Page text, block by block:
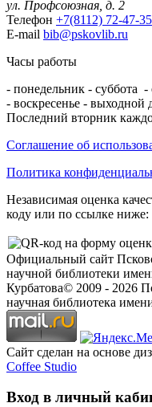
ул. Профсоюзная, д. 2
Телефон +7(8112) 72-47-35
E-mail bib@pskovlib.ru
Часы работы
- понедельник - суббота -
- воскресенье - выходной
Последний вторник
Соглашение об
Политика
Независимая оценка
коду или по ссылке ниже:
Официальный сайт
научной библиотеки
Курбатова© 2009 - 2026
научная библиотека
Сайт сделан на основе
Coffee Studio
Вход в личный